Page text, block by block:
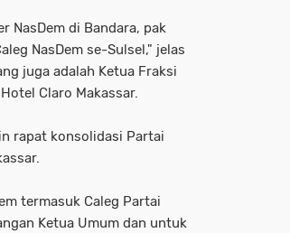
NasDem di Bandara, pak
NasDem se-Sulsel," jelas
juga adalah Ketua Fraksi
Claro Makassar.
rapat konsolidasi Partai
termasuk Caleg Partai
Ketua Umum dan untuk